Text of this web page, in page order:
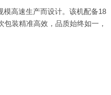
模高速生产而设计。该机配备18
装精准高效，品质始终如一，